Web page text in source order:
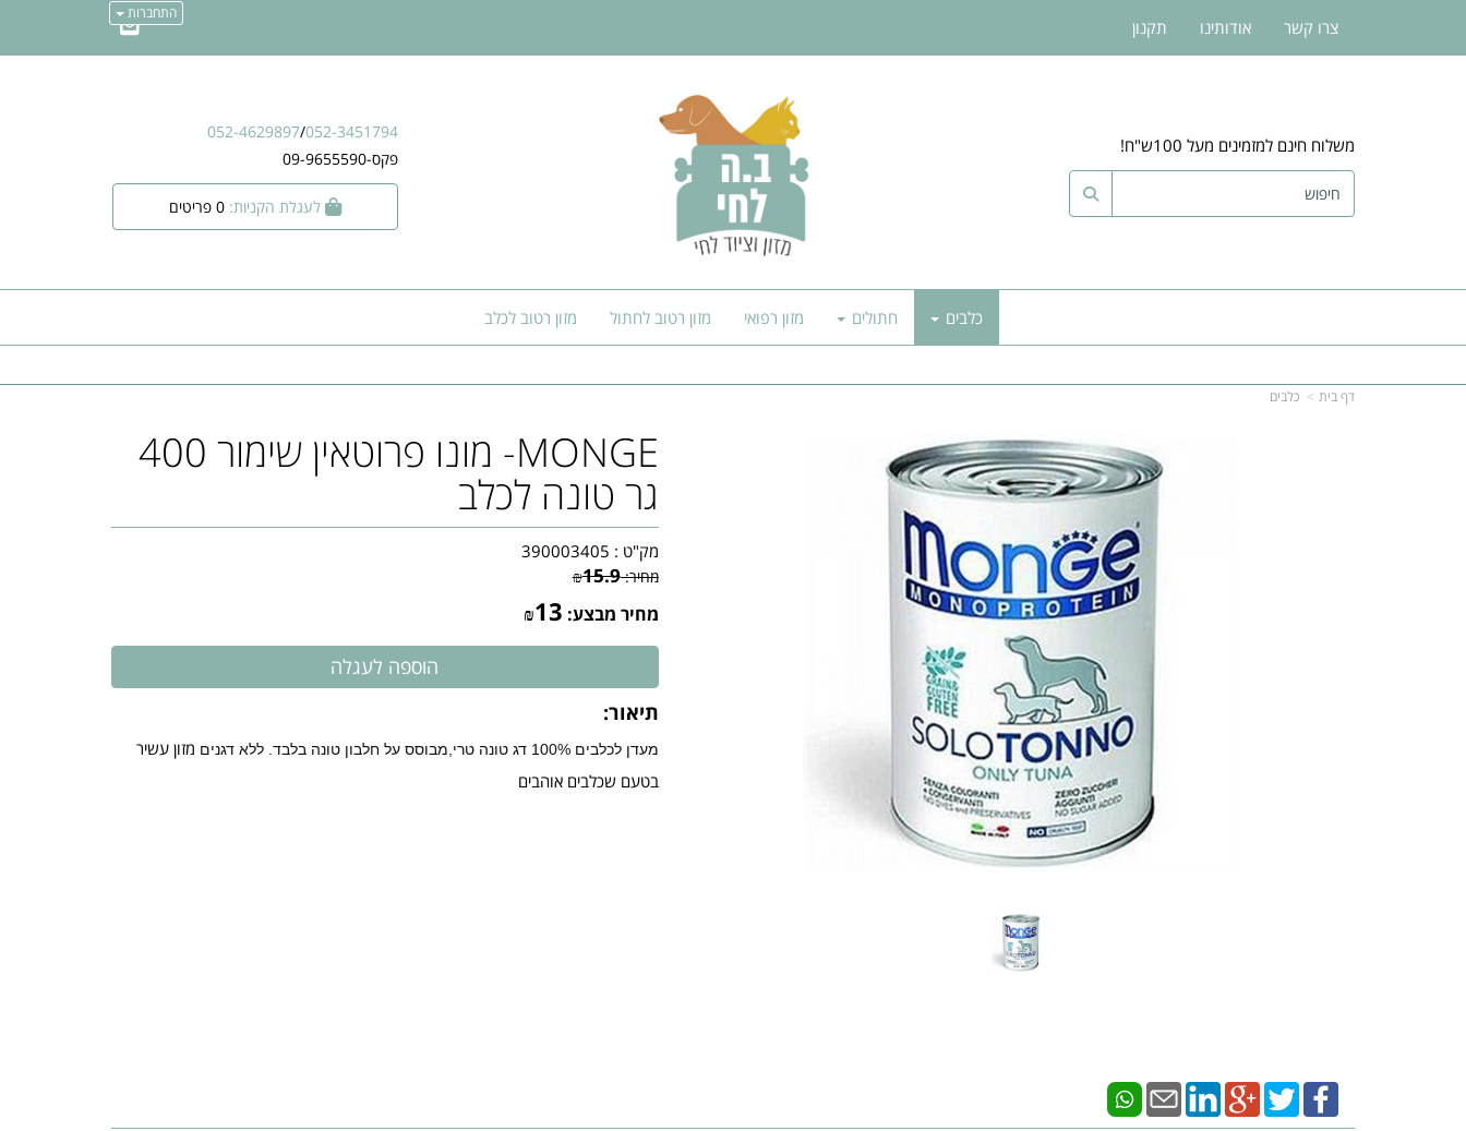
התחברות
משלוח חינם למזמינים מעל 100ש"ח!
052-4629897/052-3451794
פקס-09-9655590
0
כלבים חתולים מזון רפואי מזון רטוב לחתול מזון רטוב לכלב
צרו קשר אודותינו תקנון
דף בית כלבים
MONGE- מונו פרוטאין שימור 400
גר טונה לכלב
מק"ט : 390003405
מחיר: ₪15.9
מחיר מבצע: ₪13
תיאור:
מעדן לכלבים 100% דג טונה טרי,מבוסס על חלבון טונה בלבד. ללא דגנים
מזון עשיר
בטעם שכלבים אוהבים